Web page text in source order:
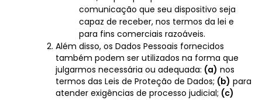
comunicação que seu dispositivo seja
capaz de receber, nos termos da lei e
para fins comerciais razoáveis.
Além disso, os Dados Pessoais fornecidos
também podem ser utilizados na forma que
julgarmos necessária ou adequada: (a) nos
termos das Leis de Proteção de Dados; (b) para
atender exigências de processo judicial; (c)